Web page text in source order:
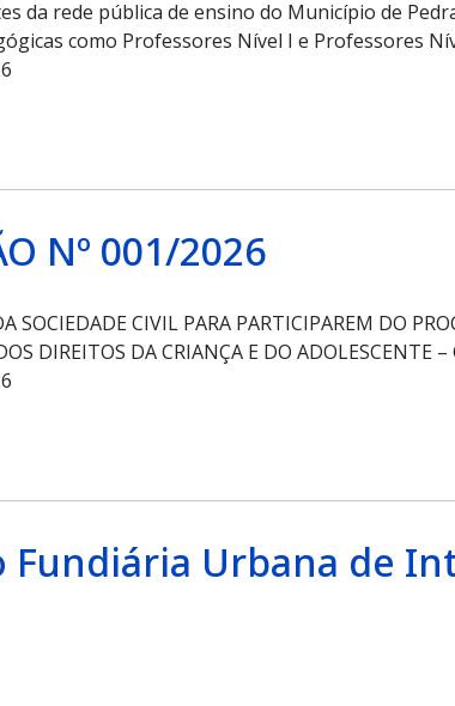
da rede pública de ensino do Município de
como Professores Nível I e Professores
Nº 001/2026
SOCIEDADE CIVIL PARA PARTICIPAREM DO
DIREITOS DA CRIANÇA E DO ADOLESCENTE
Fundiária Urbana de